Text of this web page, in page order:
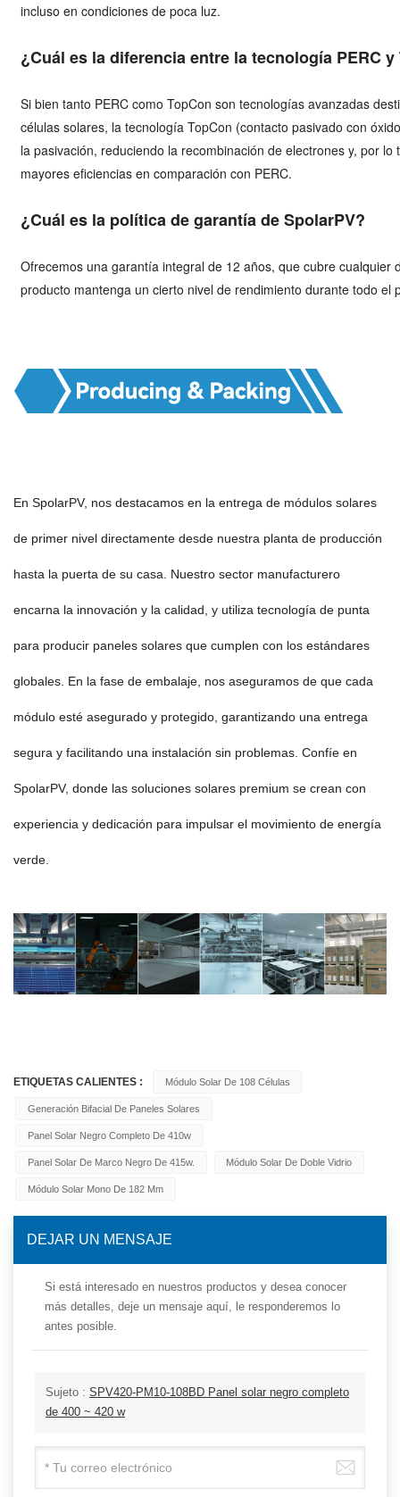
incluso en condiciones de poca luz.
¿Cuál es la diferencia entre la tecnología PERC y
Si bien tanto PERC como TopCon son tecnologías avanzadas
células solares, la tecnología TopCon (contacto pasivado con
la pasivación, reduciendo la recombinación de electrones y, por
mayores eficiencias en comparación con PERC.
¿Cuál es la política de garantía de SpolarPV?
Ofrecemos una garantía integral de 12 años, que cubre cualquier
producto mantenga un cierto nivel de rendimiento durante todo el
En SpolarPV, nos destacamos en la entrega de módulos solares
de primer nivel directamente desde nuestra planta de producción
hasta la puerta de su casa. Nuestro sector manufacturero
encarna la innovación y la calidad, y utiliza tecnología de punta
para producir paneles solares que cumplen con los estándares
globales. En la fase de embalaje, nos aseguramos de que cada
módulo esté asegurado y protegido, garantizando una entrega
segura y facilitando una instalación sin problemas. Confíe en
SpolarPV, donde las soluciones solares premium se crean con
experiencia y dedicación para impulsar el movimiento de energía
verde.
ETIQUETAS CALIENTES : Módulo Solar De 108 Células
Generación Bifacial De Paneles Solares
Panel Solar Negro Completo De 410w
Panel Solar De Marco Negro De 415w. Módulo Solar De Doble Vidrio
Módulo Solar Mono De 182 Mm
DEJAR UN MENSAJE
Si está interesado en nuestros productos y desea conocer
más detalles, deje un mensaje aquí, le responderemos lo
antes posible.
Sujeto : SPV420-PM10-108BD Panel solar negro completo
de 400 ~ 420 w